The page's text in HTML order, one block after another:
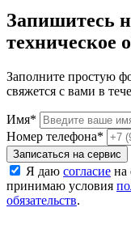
Запишитесь
техническое
Заполните простую
свяжется с вами в
Имя*
Номер телефона*
Записаться на сервис
Я даю согласие на
принимаю условия
обязательств.